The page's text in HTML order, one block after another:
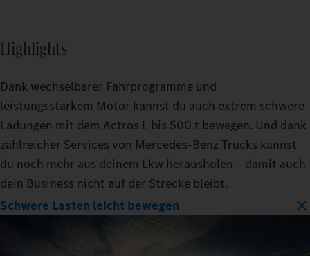
Highlights
Dank wechselbarer Fahrprogramme und
leistungsstarkem Motor kannst du auch extrem schwere
Ladungen mit dem Actros L bis 500 t bewegen. Und dank
zahlreicher Services von Mercedes‑Benz Trucks kannst
du noch mehr aus deinem Lkw herausholen – damit auch
dein Business nicht auf der Strecke bleibt.
Schwere Lasten leicht bewegen